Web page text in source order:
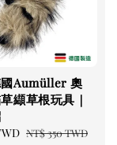
Aumüller 奧
纈草根玩具｜
Regular
NT$ 350 TWD